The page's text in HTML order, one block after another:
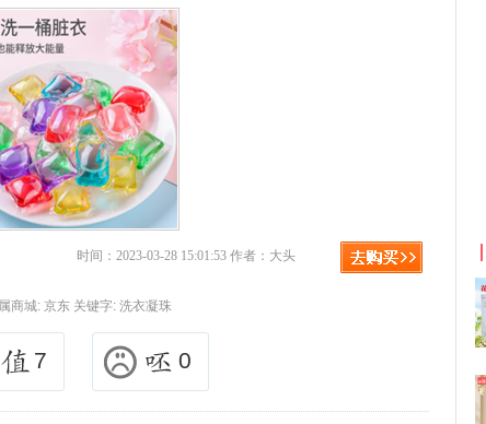
时间：2023-03-28 15:01:53 作者：大头
商城: 京东关键字: 洗衣凝珠
7 0
淘宝优惠券+淘宝返利